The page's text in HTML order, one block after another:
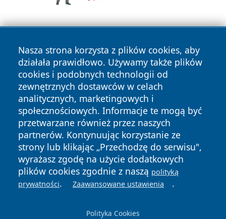
Nasza strona korzysta z plików cookies, aby
działała prawidłowo. Używamy także plików
cookies i podobnych technologii od
zewnętrznych dostawców w celach
analitycznych, marketingowych i
społecznościowych. Informacje te mogą być
przetwarzane również przez naszych
partnerów. Kontynuując korzystanie ze
strony lub klikając „Przechodzę do serwisu",
wyrażasz zgodę na użycie dodatkowych
plików cookies zgodnie z naszą polityką
prywatności. Zaawansowane ustawienia .
Polityka Cookies
Copyright © 2026 wrotachorzowa.pl Wszystkie prawa
zastrzeżone.
News Autorzy
Polityka
Prywatności
Polityka
Cookies